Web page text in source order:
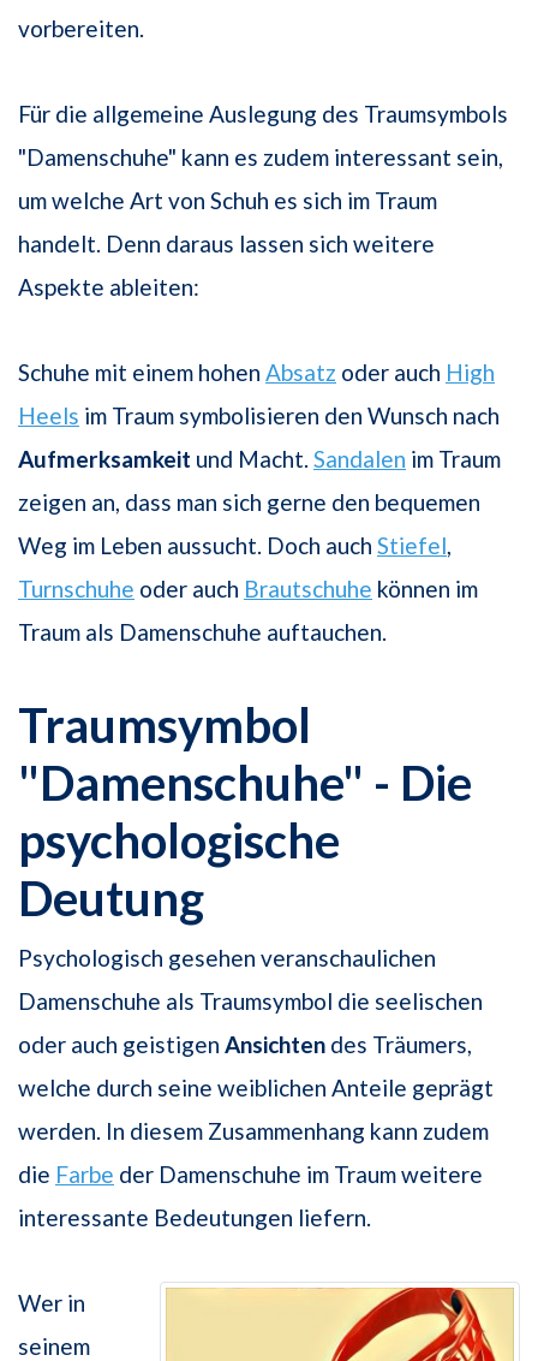
vorbereiten.
Für die allgemeine Auslegung des Traumsymbols
"Damenschuhe" kann es zudem interessant sein,
um welche Art von Schuh es sich im Traum
handelt. Denn daraus lassen sich weitere
Aspekte ableiten:
Schuhe mit einem hohen Absatz oder auch High
Heels im Traum symbolisieren den Wunsch nach
Aufmerksamkeit und Macht. Sandalen im Traum
zeigen an, dass man sich gerne den bequemen
Weg im Leben aussucht. Doch auch Stiefel
Turnschuhe oder auch Brautschuhe können im
Traum als Damenschuhe auftauchen.
Traumsymbol
"Damenschuhe" - Die
psychologische
Deutung
Psychologisch gesehen veranschaulichen
Damenschuhe als Traumsymbol die seelischen
oder auch geistigen Ansichten des Träumers,
welche durch seine weiblichen Anteile geprägt
werden. In diesem Zusammenhang kann zudem
die Farbe der Damenschuhe im Traum weitere
interessante Bedeutungen liefern.
Wer in
seinem